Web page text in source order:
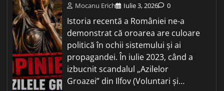
Mocanu Erich Iulie 3, 2026 0
Istoria recentă a României ne-a
demonstrat că oroarea are culoare
politică în ochii sistemului și ai
propagandei. În iulie 2023, când a
izbucnit scandalul „Azilelor
Groazei” din Ilfov (Voluntari și…